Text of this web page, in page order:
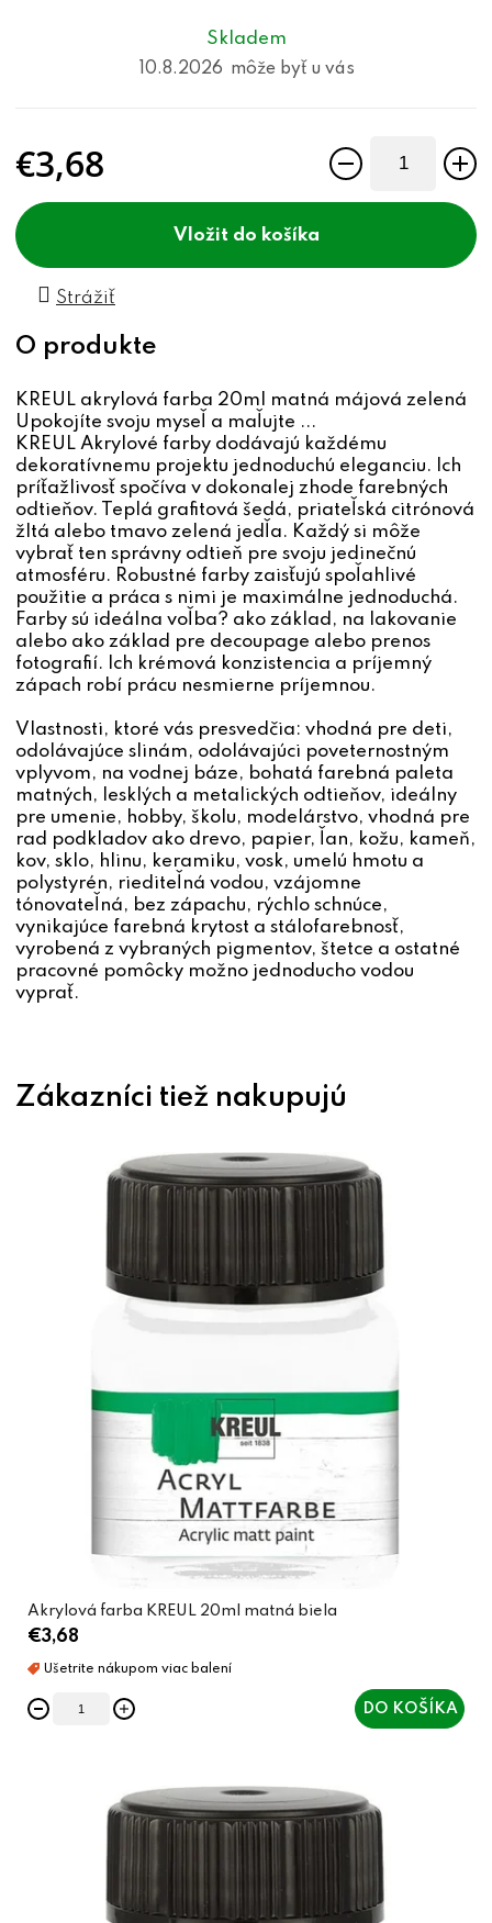
Skladem
10.8.2026
€3,68
do košíka
Strážiť
KREUL akrylová farba 20ml matná májová zelená
Upokojíte svoju myseľ a maľujte ...
KREUL Akrylové farby dodávajú každému
dekoratívnemu projektu jednoduchú eleganciu. Ich
príťažlivosť spočíva v dokonalej zhode farebných
odtieňov. Teplá grafitová šedá, priateľská citrónová
žltá alebo tmavo zelená jedľa. Každý si môže
vybrať ten správny odtieň pre svoju jedinečnú
atmosféru. Robustné farby zaisťujú spoľahlivé
použitie a práca s nimi je maximálne jednoduchá.
Farby sú ideálna voľba? ako základ, na lakovanie
alebo ako základ pre decoupage alebo prenos
fotografií. Ich krémová konzistencia a príjemný
zápach robí prácu nesmierne príjemnou.
Vlastnosti, ktoré vás presvedčia: vhodná pre deti,
odolávajúce slinám, odolávajúci poveternostným
vplyvom, na vodnej báze, bohatá farebná paleta
matných, lesklých a metalických odtieňov, ideálny
pre umenie, hobby, školu, modelárstvo, vhodná pre
rad podkladov ako drevo, papier, ľan, kožu, kameň,
kov, sklo, hlinu, keramiku, vosk, umelú hmotu a
polystyrén, riediteľná vodou, vzájomne
tónovateľná, bez zápachu, rýchlo schnúce,
vynikajúce farebná krytost a stálofarebnosť,
vyrobená z vybraných pigmentov, štetce a ostatné
pracovné pomôcky možno jednoducho vodou
vyprať.
Akrylová farba KREUL 20ml matná biela
€3,68
DO KOŠÍKA